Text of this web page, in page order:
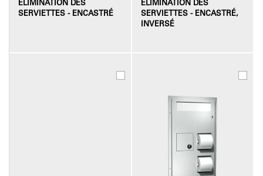
ÉLIMINATION DES
SERVIETTES - ENCASTRÉ
ÉLIMINATION DES
SERVIETTES - ENCASTRÉ,
INVERSÉ